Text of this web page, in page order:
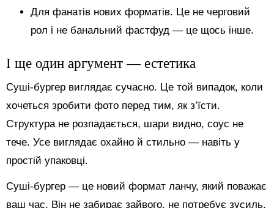
Для фанатів нових форматів. Це не черговий
рол і не банальний фастфуд — це щось інше.
І ще один аргумент — естетика
Суші-бургер виглядає сучасно. Це той випадок, коли
хочеться зробити фото перед тим, як з’їсти.
Структура не розпадається, шари видно, соус не
тече. Усе виглядає охайно й стильно — навіть у
простій упаковці.
Суші-бургер — це новий формат ланчу, який поважає
ваш час. Він не забирає зайвого, не потребує зусиль,